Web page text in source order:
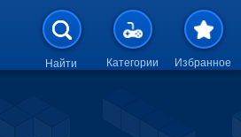
Перейти к основному
Найти Категории Избранное